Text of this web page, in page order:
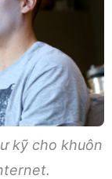
kỹ cho khuôn